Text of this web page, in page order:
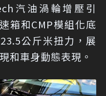
汽油渦輪增壓引
箱和CMP模組化底
公斤米扭力，展
和車身動態表現。